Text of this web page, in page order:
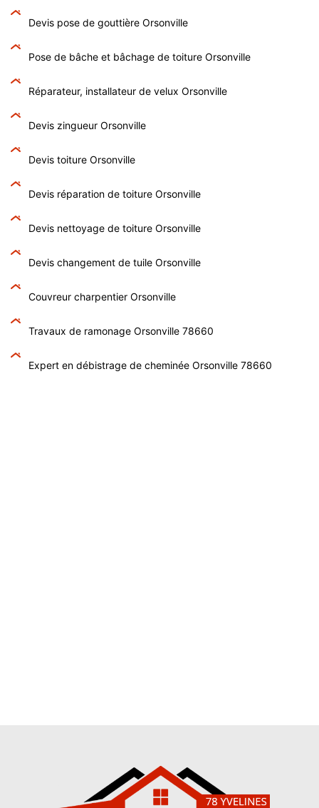
Devis pose de gouttière Orsonville
Pose de bâche et bâchage de toiture Orsonville
Réparateur, installateur de velux Orsonville
Devis zingueur Orsonville
Devis toiture Orsonville
Devis réparation de toiture Orsonville
Devis nettoyage de toiture Orsonville
Devis changement de tuile Orsonville
Couvreur charpentier Orsonville
Travaux de ramonage Orsonville 78660
Expert en débistrage de cheminée Orsonville 78660